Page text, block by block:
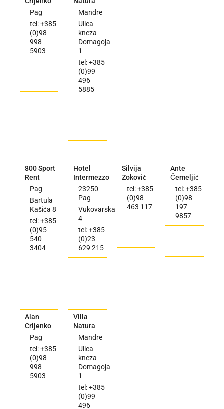
Pag
tel: +385
(0)98
998
5903
Mandre
Ulica
kneza
Domagoja
1
tel: +385
(0)99
496
5885
800 Sport
Rent
Pag
Bartula
Kašića 8
tel: +385
(0)95
540
3404
Hotel
Intermezzo
23250
Pag
Vukovarska
4
tel: +385
(0)23
629 215
Silvija
Zoković
tel: +385
(0)98
463 117
Ante
Čemeljić
tel: +385
(0)98
197
9857
Alan
Crljenko
Pag
tel: +385
(0)98
998
5903
Villa
Natura
Mandre
Ulica
kneza
Domagoja
1
tel: +385
(0)99
496